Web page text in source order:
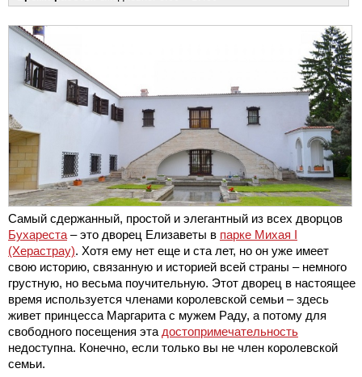
Самый сдержанный, простой и элегантный из всех дворцов
Бухареста – это дворец Елизаветы в парке Михая I
(Херастрау). Хотя ему нет еще и ста лет, но он уже имеет
свою историю, связанную и историей всей страны – немного
грустную, но весьма поучительную. Этот дворец в настоящее
время используется членами королевской семьи – здесь
живет принцесса Маргарита с мужем Раду, а потому для
свободного посещения эта достопримечательность
недоступна. Конечно, если только вы не член королевской
семьи.